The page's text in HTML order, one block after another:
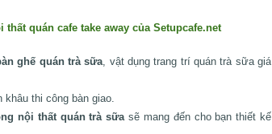
quán cafe take away của Setupcafe.net
ghế quán trà sữa, vật dụng trang trí quán trà sữa giá
thi công bàn giao.
nội thất quán trà sữasẽ mang đến cho bạn thiết kế